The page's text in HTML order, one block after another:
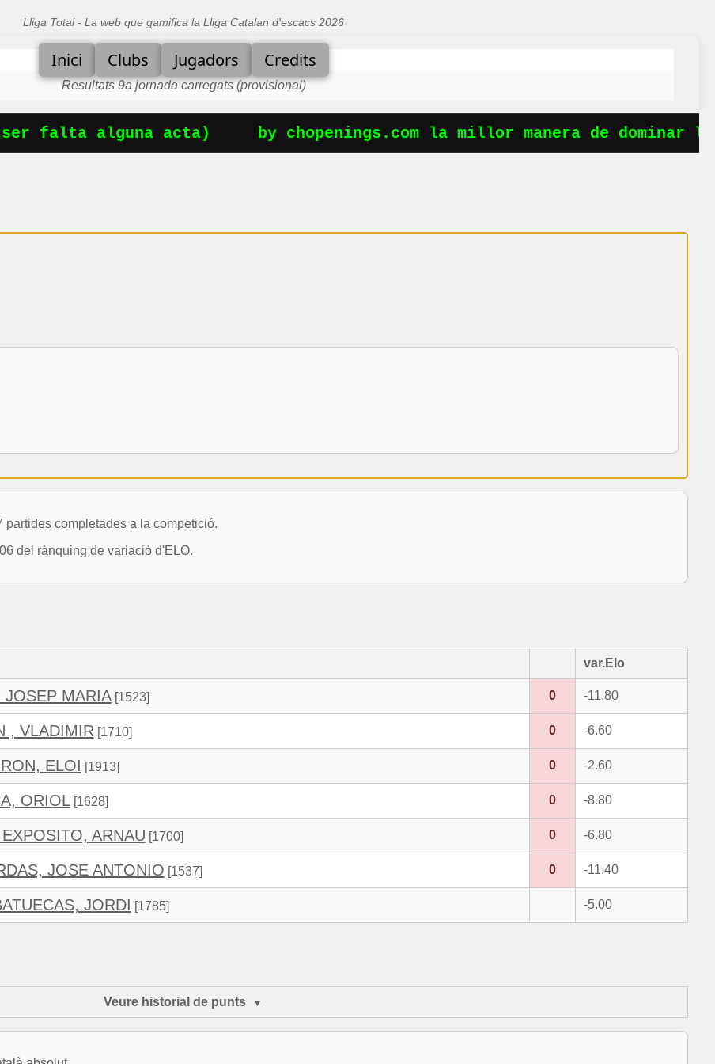
Lliga Total - La web que gamifica la Lliga Catalan d'escacs 2026
Inici Clubs Jugadors Credits
Resultats 9a jornada carregats (provisional)
falta alguna acta) by chopenings.com la millor manera de dominar
partides completades a la competició.
del rànquing de variació d'ELO.
var.Elo
JOSEP MARIA[1523] 0 -11.80
, VLADIMIR [1710] 0 -6.60
ELOI [1913] 0 -2.60
ORIOL[1628] 0 -8.80
ARNAU [1700] 0 -6.80
JOSE ANTONIO [1537] 0 -11.40
JORDI [1785] -5.00
Veure historial de punts